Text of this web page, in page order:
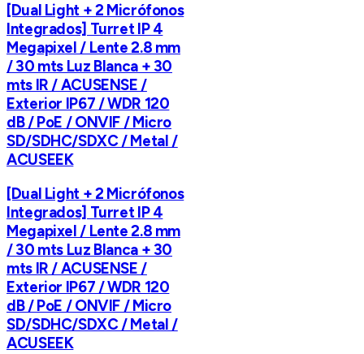
[Dual Light + 2 Micrófonos
Integrados] Turret IP 4
Megapixel / Lente 2.8 mm
/ 30 mts Luz Blanca + 30
mts IR / ACUSENSE /
Exterior IP67 / WDR 120
dB / PoE / ONVIF / Micro
SD/SDHC/SDXC / Metal /
ACUSEEK
[Dual Light + 2 Micrófonos
Integrados] Turret IP 4
Megapixel / Lente 2.8 mm
/ 30 mts Luz Blanca + 30
mts IR / ACUSENSE /
Exterior IP67 / WDR 120
dB / PoE / ONVIF / Micro
SD/SDHC/SDXC / Metal /
ACUSEEK